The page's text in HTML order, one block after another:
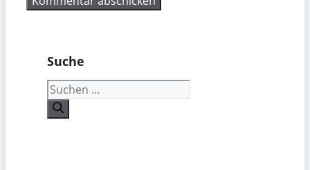
Suche
Suchen
nach: